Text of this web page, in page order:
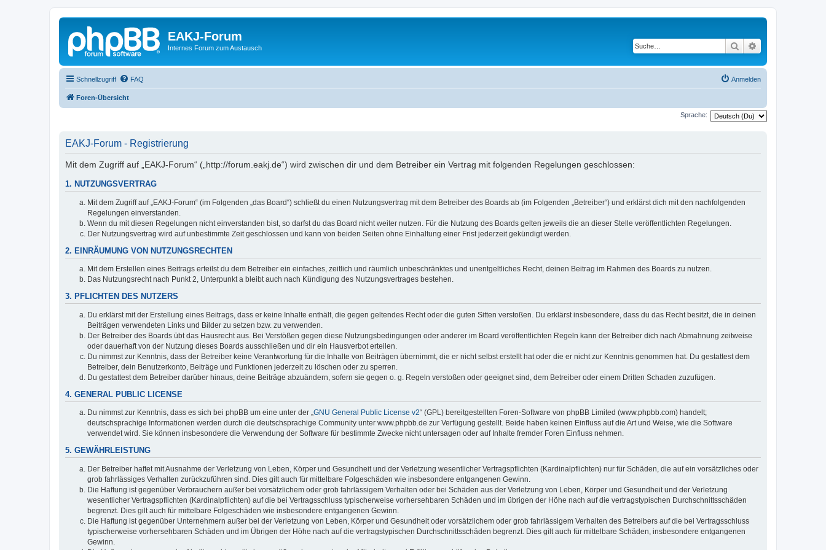
EAKJ-Forum
Internes Forum zum Austausch Suche
Schnellzugriff FAQ Anmelden
Foren-Übersicht
Sprache:
EAKJ-Forum - Registrierung
Mit dem Zugriff auf „EAKJ-Forum“ („http://forum.eakj.de“) wird zwischen dir und dem Betreiber ein Vertrag mit folgenden Regelungen geschlossen:
1. NUTZUNGSVERTRAG
Mit dem Zugriff auf „EAKJ-Forum“ (im Folgenden „das Board“) schließt du einen Nutzungsvertrag mit dem Betreiber des Boards ab (im Folgenden „Betreiber“) und erklärst dich mit den nachfolgenden
Regelungen einverstanden.
Wenn du mit diesen Regelungen nicht einverstanden bist, so darfst du das Board nicht weiter nutzen. Für die Nutzung des Boards gelten jeweils die an dieser Stelle veröffentlichten Regelungen.
Der Nutzungsvertrag wird auf unbestimmte Zeit geschlossen und kann von beiden Seiten ohne Einhaltung einer Frist jederzeit gekündigt werden.
2. EINRÄUMUNG VON NUTZUNGSRECHTEN
Mit dem Erstellen eines Beitrags erteilst du dem Betreiber ein einfaches, zeitlich und räumlich unbeschränktes und unentgeltliches Recht, deinen Beitrag im Rahmen des Boards zu nutzen.
Das Nutzungsrecht nach Punkt 2, Unterpunkt a bleibt auch nach Kündigung des Nutzungsvertrages bestehen.
3. PFLICHTEN DES NUTZERS
Du erklärst mit der Erstellung eines Beitrags, dass er keine Inhalte enthält, die gegen geltendes Recht oder die guten Sitten verstoßen. Du erklärst insbesondere, dass du das Recht besitzt, die in deinen
Beiträgen verwendeten Links und Bilder zu setzen bzw. zu verwenden.
Der Betreiber des Boards übt das Hausrecht aus. Bei Verstößen gegen diese Nutzungsbedingungen oder anderer im Board veröffentlichten Regeln kann der Betreiber dich nach Abmahnung zeitweise
oder dauerhaft von der Nutzung dieses Boards ausschließen und dir ein Hausverbot erteilen.
Du nimmst zur Kenntnis, dass der Betreiber keine Verantwortung für die Inhalte von Beiträgen übernimmt, die er nicht selbst erstellt hat oder die er nicht zur Kenntnis genommen hat. Du gestattest dem
Betreiber, dein Benutzerkonto, Beiträge und Funktionen jederzeit zu löschen oder zu sperren.
Du gestattest dem Betreiber darüber hinaus, deine Beiträge abzuändern, sofern sie gegen o. g. Regeln verstoßen oder geeignet sind, dem Betreiber oder einem Dritten Schaden zuzufügen.
4. GENERAL PUBLIC LICENSE
Du nimmst zur Kenntnis, dass es sich bei phpBB um eine unter der „GNU General Public License v2“ (GPL) bereitgestellten Foren-Software von phpBB Limited (www.phpbb.com) handelt;
deutschsprachige Informationen werden durch die deutschsprachige Community unter www.phpbb.de zur Verfügung gestellt. Beide haben keinen Einfluss auf die Art und Weise, wie die Software
verwendet wird. Sie können insbesondere die Verwendung der Software für bestimmte Zwecke nicht untersagen oder auf Inhalte fremder Foren Einfluss nehmen.
5. GEWÄHRLEISTUNG
Der Betreiber haftet mit Ausnahme der Verletzung von Leben, Körper und Gesundheit und der Verletzung wesentlicher Vertragspflichten (Kardinalpflichten) nur für Schäden, die auf ein vorsätzliches oder
grob fahrlässiges Verhalten zurückzuführen sind. Dies gilt auch für mittelbare Folgeschäden wie insbesondere entgangenen Gewinn.
Die Haftung ist gegenüber Verbrauchern außer bei vorsätzlichem oder grob fahrlässigem Verhalten oder bei Schäden aus der Verletzung von Leben, Körper und Gesundheit und der Verletzung
wesentlicher Vertragspflichten (Kardinalpflichten) auf die bei Vertragsschluss typischerweise vorhersehbaren Schäden und im übrigen der Höhe nach auf die vertragstypischen Durchschnittsschäden
begrenzt. Dies gilt auch für mittelbare Folgeschäden wie insbesondere entgangenen Gewinn.
Die Haftung ist gegenüber Unternehmern außer bei der Verletzung von Leben, Körper und Gesundheit oder vorsätzlichem oder grob fahrlässigem Verhalten des Betreibers auf die bei Vertragsschluss
typischerweise vorhersehbaren Schäden und im Übrigen der Höhe nach auf die vertragstypischen Durchschnittsschäden begrenzt. Dies gilt auch für mittelbare Schäden, insbesondere entgangenen
Gewinn.